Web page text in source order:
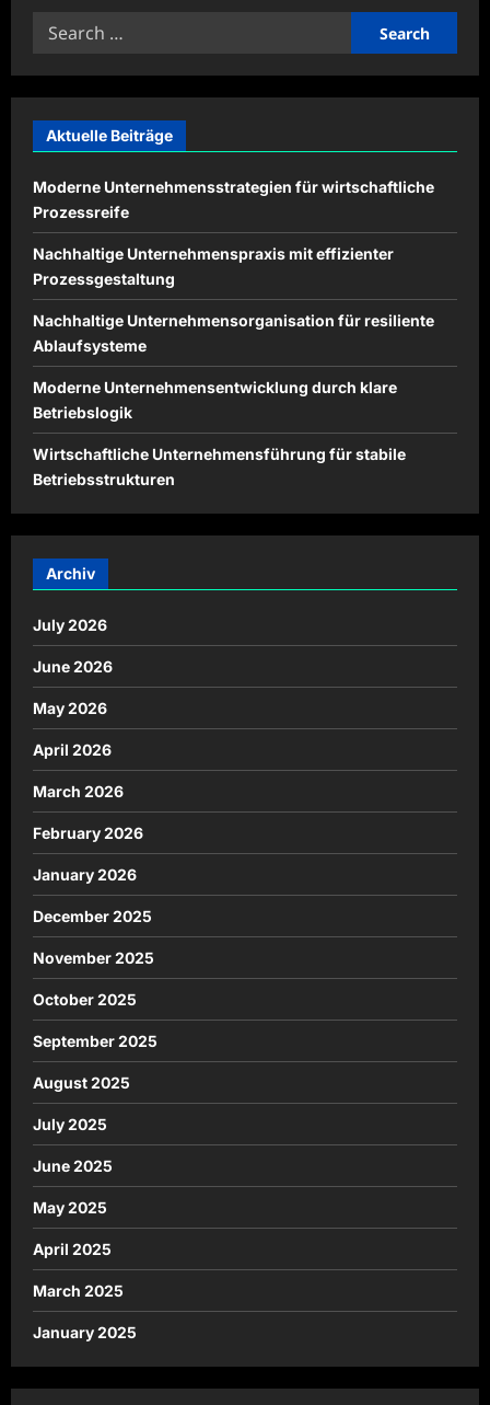
einsetzen
Search
Aktuelle Beiträge
Moderne Unternehmensstrategien für wirtschaftliche
Prozessreife
Nachhaltige Unternehmenspraxis mit effizienter
Prozessgestaltung
Nachhaltige Unternehmensorganisation für resiliente
Ablaufsysteme
Moderne Unternehmensentwicklung durch klare
Betriebslogik
Wirtschaftliche Unternehmensführung für stabile
Betriebsstrukturen
Archiv
July 2026
June 2026
May 2026
April 2026
March 2026
February 2026
January 2026
December 2025
November 2025
October 2025
September 2025
August 2025
July 2025
June 2025
May 2025
April 2025
March 2025
January 2025